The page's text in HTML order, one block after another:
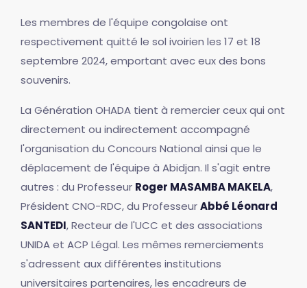
Les membres de l'équipe congolaise ont
respectivement quitté le sol ivoirien les 17 et 18
septembre 2024, emportant avec eux des bons
souvenirs.
La Génération OHADA tient à remercier ceux qui ont
directement ou indirectement accompagné
l'organisation du Concours National ainsi que le
déplacement de l'équipe à Abidjan. Il s'agit entre
autres : du Professeur Roger MASAMBA MAKELA,
Président CNO-RDC, du ProfesseurAbbé Léonard
SANTEDI, Recteur de l'UCC et des associations
UNIDA et ACP Légal. Les mêmes remerciements
s'adressent aux différentes institutions
universitaires partenaires, les encadreurs de